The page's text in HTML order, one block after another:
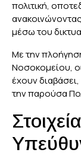
πολιτική,
μέσω του
Με την
Νοσοκομείου,
έχουν
την παρούσα